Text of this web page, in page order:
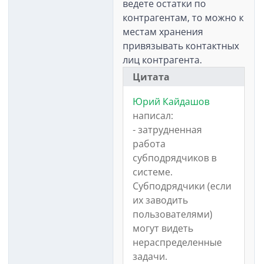
ведете остатки по
контрагентам, то можно к
местам хранения
привязывать контактных
лиц контрагента.
Цитата
Юрий Кайдашов
написал:
- затрудненная
работа
субподрядчиков в
системе.
Субподрядчики (если
их заводить
пользователями)
могут видеть
нераспределенные
задачи.